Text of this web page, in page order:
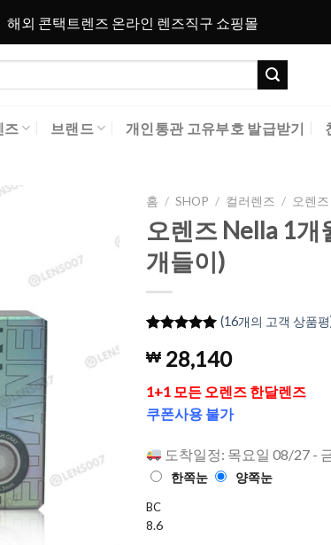
해외 콘택트렌즈 온라인 렌즈직구 쇼핑몰
즈 브랜드 개인통관 고유부호 발급받기
Wishlist
홈 / SHOP / 컬러렌즈 / 오렌즈
오렌즈 Nella 1개
개들이)
평가를 기
준으로 5점
만점에점
으로 평가
됨
(16개의 고객 상품평
₩ 28,140
1+1 모든 오렌즈 한달렌즈
쿠폰사용 불가
도착일정: 목요일 08/27 -
한쪽눈 양쪽눈
BC
8.6